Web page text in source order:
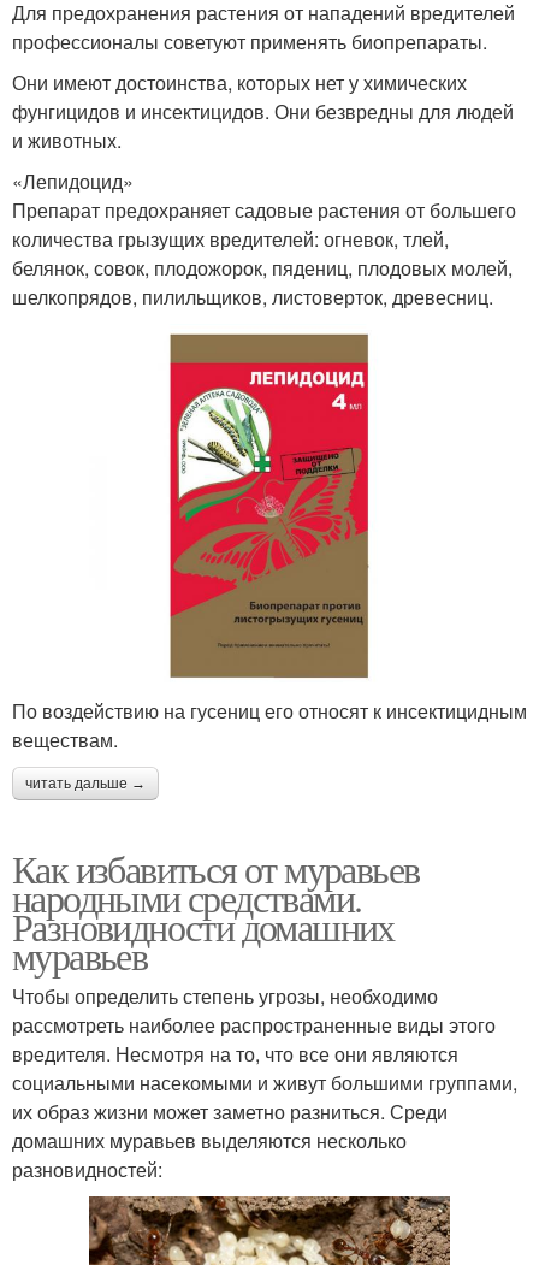
Для предохранения растения от нападений вредителей
профессионалы советуют применять биопрепараты.
Они имеют достоинства, которых нет у химических
фунгицидов и инсектицидов. Они безвредны для людей
и животных.
«Лепидоцид»
Препарат предохраняет садовые растения от большего
количества грызущих вредителей: огневок, тлей,
белянок, совок, плодожорок, пядениц, плодовых молей,
шелкопрядов, пилильщиков, листоверток, древесниц.
По воздействию на гусениц его относят к инсектицидным
веществам.
читать дальше →
Как избавиться от муравьев
народными средствами.
Разновидности домашних
муравьев
Чтобы определить степень угрозы, необходимо
рассмотреть наиболее распространенные виды этого
вредителя. Несмотря на то, что все они являются
социальными насекомыми и живут большими группами,
их образ жизни может заметно разниться. Среди
домашних муравьев выделяются несколько
разновидностей: